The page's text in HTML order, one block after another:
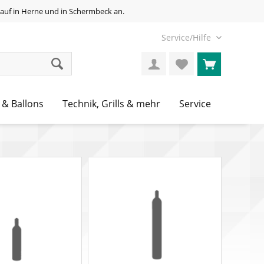
in Herne und in Schermbeck an.
Service/Hilfe
Ballons Technik, Grills & mehr Service